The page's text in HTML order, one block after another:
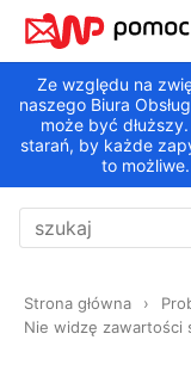
Ze względu na
naszego Biura
może być
starań, by każde
to
Strona główna
Nie widzę zawartości